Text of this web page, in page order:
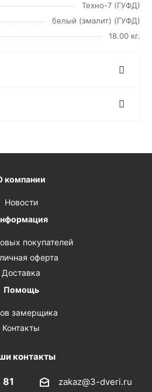
Техно-7 (ГУФД)
белый (эмалит) (ГУФД)
18.00 кг.
компании
Новости
покупателей
оферта
Доставка
Помощь
замерщика
Контакты
контакты
zakaz@3-dveri.ru